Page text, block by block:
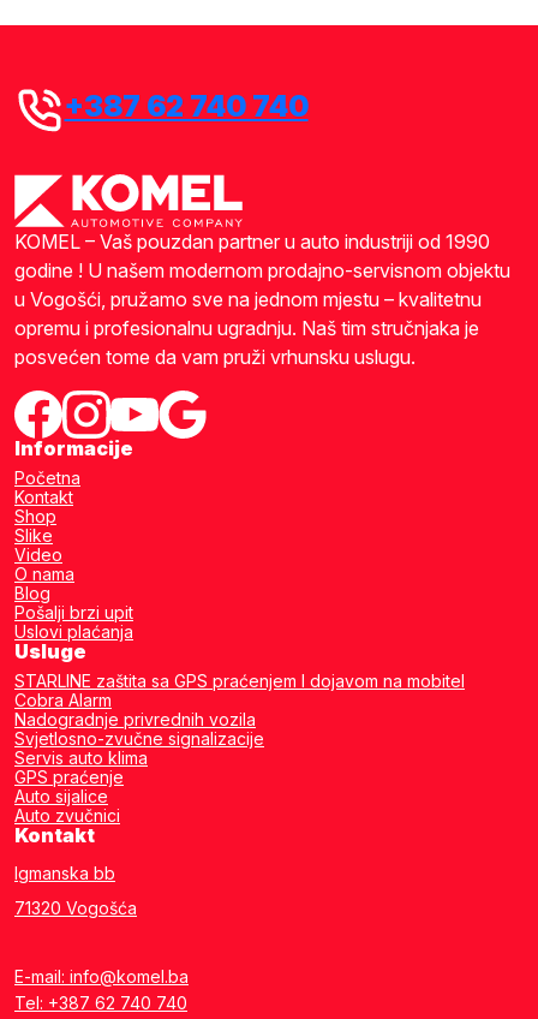
+387 62 740 740
KOMEL – Vaš pouzdan partner u auto industriji od 1990
godine ! U našem modernom prodajno-servisnom objektu
u Vogošći, pružamo sve na jednom mjestu – kvalitetnu
opremu i profesionalnu ugradnju. Naš tim stručnjaka je
posvećen tome da vam pruži vrhunsku uslugu.
Informacije
Početna
Kontakt
Shop
Slike
Video
O nama
Blog
Pošalji brzi upit
Uslovi plaćanja
Usluge
STARLINE zaštita sa GPS praćenjem I dojavom na mobitel
Cobra Alarm
Nadogradnje privrednih vozila
Svjetlosno-zvučne signalizacije
Servis auto klima
GPS praćenje
Auto sijalice
Auto zvučnici
Kontakt
Igmanska bb
71320 Vogošća
E-mail: info@komel.ba
Tel: +387 62 740 740